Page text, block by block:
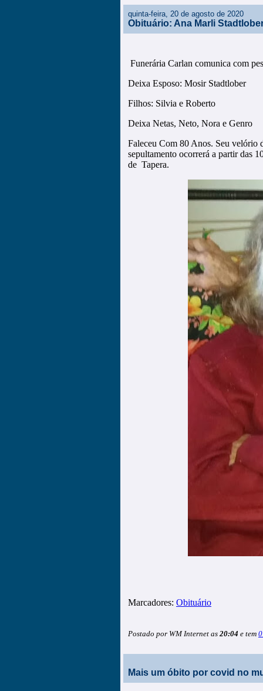
quinta-feira, 20 de agosto de 2020
Obituário: Ana Marli
Funerária Carlan comunica com
Deixa Esposo: Mosir Stadtlober
Filhos: Silvia e Roberto
Deixa Netas, Neto, Nora e Genro
Faleceu Com 80 Anos. Seu velório
sepultamento ocorrerá a partir das
de Tapera.
Marcadores: Obituário
Postado por WM Internet as 20:04 e tem
Mais um óbito por covid no